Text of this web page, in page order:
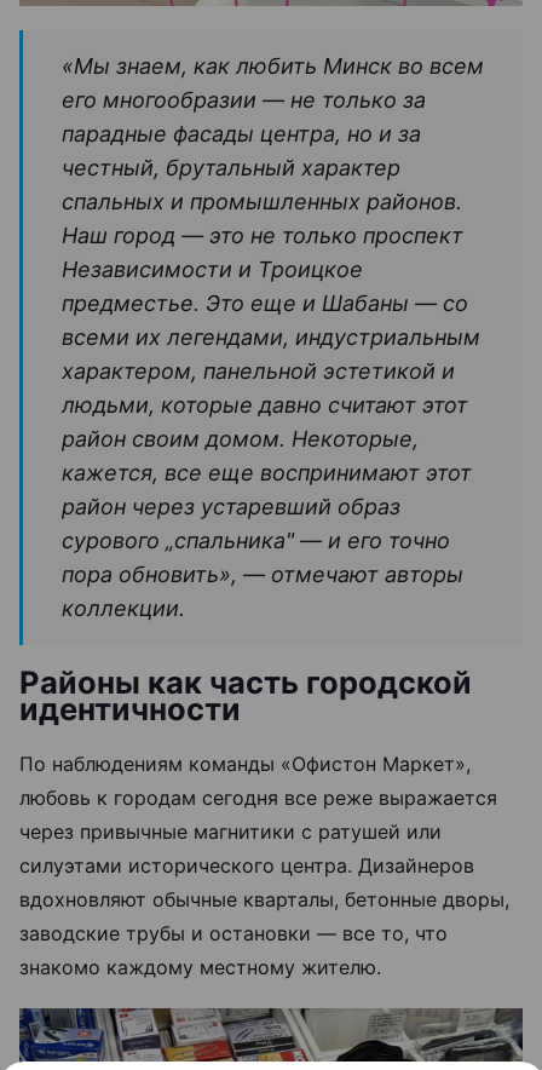
«Мы знаем, как любить Минск во всем
его многообразии — не только за
парадные фасады центра, но и за
честный, брутальный характер
спальных и промышленных районов.
Наш город — это не только проспект
Независимости и Троицкое
предместье. Это еще и Шабаны — со
всеми их легендами, индустриальным
характером, панельной эстетикой и
людьми, которые давно считают этот
район своим домом. Некоторые,
кажется, все еще воспринимают этот
район через устаревший образ
сурового „спальника" — и его точно
пора обновить», — отмечают авторы
коллекции.
Районы как часть городской
идентичности
По наблюдениям команды «Офистон Маркет»,
любовь к городам сегодня все реже выражается
через привычные магнитики с ратушей или
силуэтами исторического центра. Дизайнеров
вдохновляют обычные кварталы, бетонные дворы,
заводские трубы и остановки — все то, что
знакомо каждому местному жителю.